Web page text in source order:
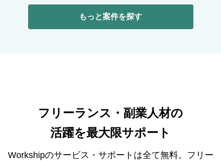
もっと案件を探す
フリーランス・副業人材の
活躍を最大限サポート
Workshipのサービス・サポートは全て無料。フリー